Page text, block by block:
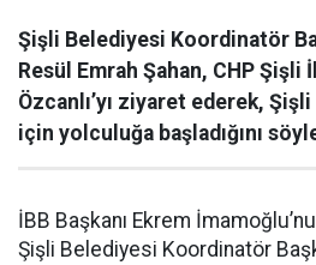
Şişli Belediyesi Koordinatör
Resül Emrah Şahan, CHP Şişli
Özcanlı’yı ziyaret ederek, Şişli
için yolculuğa başladığını
İBB Başkanı Ekrem
Şişli Belediyesi Koordinatör